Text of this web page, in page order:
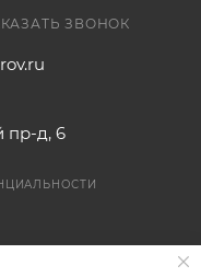
наличие
повторной
ЗВОНОК
пр-д, 6